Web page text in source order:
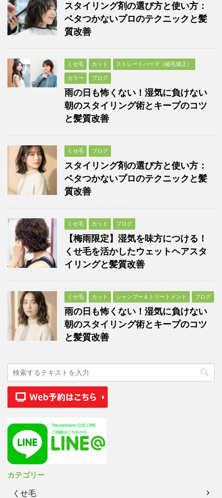
スタイリング剤の選び方と使い方：
ベタつかないプロのテクニックと髪
質改善
くせ毛 カット ストレートパーマ（縮毛矯正）
カラー ブログ
雨の日も怖くない！湿気に負けない
朝のスタイリング術とキープのコツ
と髪質改善
くせ毛 ブログ
スタイリング剤の選び方と使い方：
ベタつかないプロのテクニックと髪
質改善
くせ毛 カット ブログ
【梅雨限定】湿気を味方につける！
くせ毛を活かしたウェットヘアスタ
イリングと髪質改善
くせ毛 カット シャンプー＆トリートメント ブログ
雨の日も怖くない！湿気に負けない
朝のスタイリング術とキープのコツ
と髪質改善
カテゴリー
くせ毛